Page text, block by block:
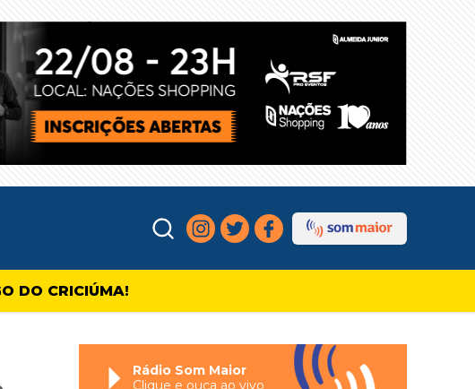
DO CRICIÚMA!
Rádio Som Maior
Clique e ouça ao vivo